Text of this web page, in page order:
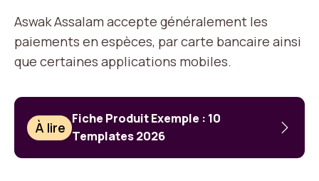
Aswak Assalam accepte généralement les
paiements en espèces, par carte bancaire ainsi
que certaines applications mobiles.
À lire
Fiche Produit Exemple : 10
Templates 2026